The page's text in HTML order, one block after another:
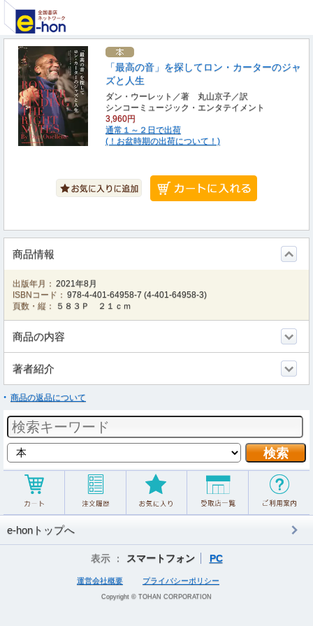
「最高の音」を探してロン・カーターのジャ
ズと人生
ダン・ウーレット／著 丸山京子／訳
シンコーミュージック・エンタテイメント
3,960円
通常１～２日で出荷
(！お盆時期の出荷について！)
商品情報
出版年月： 2021年8月
ISBNコード： 978-4-401-64958-7 (4-401-64958-3)
頁数・縦：
５８３Ｐ ２１ｃｍ
商品の内容
著者紹介
商品の返品について
e-honトップへ
表示 ： スマートフォン PC
運営会社概要 プライバシーポリシー
Copyright © TOHAN CORPORATION